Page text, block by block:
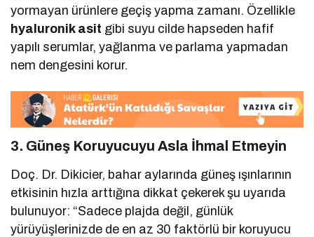
yormayan ürünlere geçiş yapma zamanı. Özellikle
hyaluronik asit gibi suyu cilde hapseden hafif
yapılı serumlar, yağlanma ve parlama yapmadan
nem dengesini korur.
3. Güneş Koruyucuyu Asla İhmal Etmeyin
Doç. Dr. Dikicier, bahar aylarında güneş ışınlarının
etkisinin hızla arttığına dikkat çekerek şu uyarıda
bulunuyor: “Sadece plajda değil, günlük
yürüyüşlerinizde de en az 30 faktörlü bir koruyucu